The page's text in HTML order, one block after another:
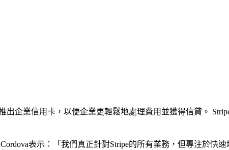
企業信用卡，以便企業更輕鬆地處理費用並獲得信貸。
表示：「我們真正針對Stripe的所有業務，但專注於快